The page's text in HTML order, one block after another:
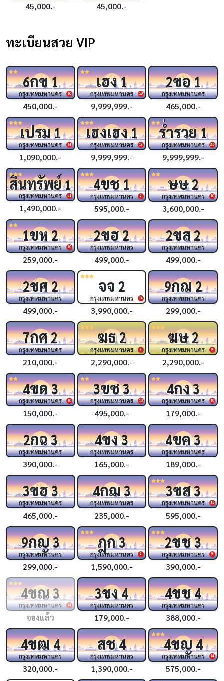
45,000.- 45,000.-
ทะเบียนสวย VIP
10
6กข1
กรุงเทพมหานคร
450,000.-
10
เฮง1
กรุงเทพมหานคร
9,999,999.-
2ขอ1
กรุงเทพมหานคร
465,000.-
14
เปรม1
กรุงเทพมหานคร
1,090,000.-
19
เฮงเฮง1
กรุงเทพมหานคร
9,999,999.-
25
ร่ำรวย1
กรุงเทพมหานคร
9,999,999.-
51
สินทรัพย์1
กรุงเทพมหานคร
1,490,000.-
9
4ขช1
กรุงเทพมหานคร
595,000.-
10
ษษ2
กรุงเทพมหานคร
3,600,000.-
10
1ขห2
กรุงเทพมหานคร
259,000.-
2ขฮ2
กรุงเทพมหานคร
499,000.-
2ขส2
กรุงเทพมหานคร
499,000.-
2ขศ2
กรุงเทพมหานคร
499,000.-
14
จจ 2
กรุงเทพมหานคร
3,990,000.-
9กฌ2
กรุงเทพมหานคร
299,000.-
7กศ2
กรุงเทพมหานคร
210,000.-
9
ฆธ2
กรุงเทพมหานคร
2,290,000.-
9
ฆษ2
กรุงเทพมหานคร
2,290,000.-
10
4ขด3
กรุงเทพมหานคร
150,000.-
10
3ขช3
กรุงเทพมหานคร
495,000.-
10
4กง3
กรุงเทพมหานคร
179,000.-
2กฉ3
กรุงเทพมหานคร
390,000.-
4ขง3
กรุงเทพมหานคร
165,000.-
4ขค3
กรุงเทพมหานคร
189,000.-
3ขฮ3
กรุงเทพมหานคร
465,000.-
4กฌ3
กรุงเทพมหานคร
235,000.-
15
3ขส3
กรุงเทพมหานคร
595,000.-
9กญ3
กรุงเทพมหานคร
299,000.-
9
ฎก3
กรุงเทพมหานคร
1,590,000.-
9
2ขช3
กรุงเทพมหานคร
390,000.-
14
4ขณ3
กรุงเทพมหานคร
จองแล้ว
3ขง4
กรุงเทพมหานคร
179,000.-
4ขช4
กรุงเทพมหานคร
388,000.-
4ขฒ4
กรุงเทพมหานคร
320,000.-
สช4
กรุงเทพมหานคร
1,390,000.-
14
4ขญ4
กรุงเทพมหานคร
575,000.-